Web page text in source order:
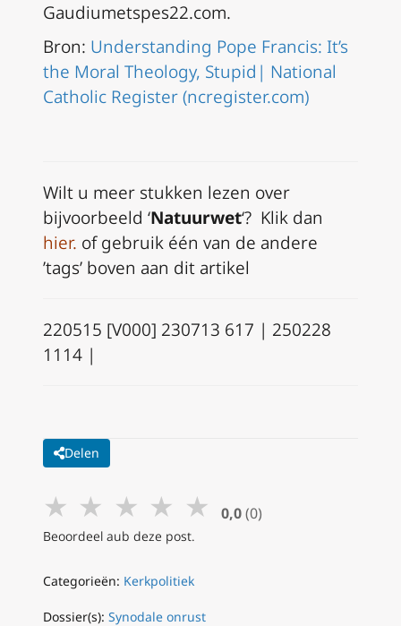
Gaudiumetspes22.com.
Bron: Understanding Pope Francis: It’s
the Moral Theology, Stupid| National
Catholic Register (ncregister.com)
Wilt u meer stukken lezen over
bijvoorbeeld ‘Natuurwet‘? Klik dan
hier. of gebruik één van de andere
’tags’ boven aan dit artikel
220515 [V000] 230713 617 | 250228
1114 |
Delen
★ ★ ★ ★ ★ 0,0 (0)
Beoordeel aub deze post.
Categorieën: Kerkpolitiek
Dossier(s): Synodale onrust